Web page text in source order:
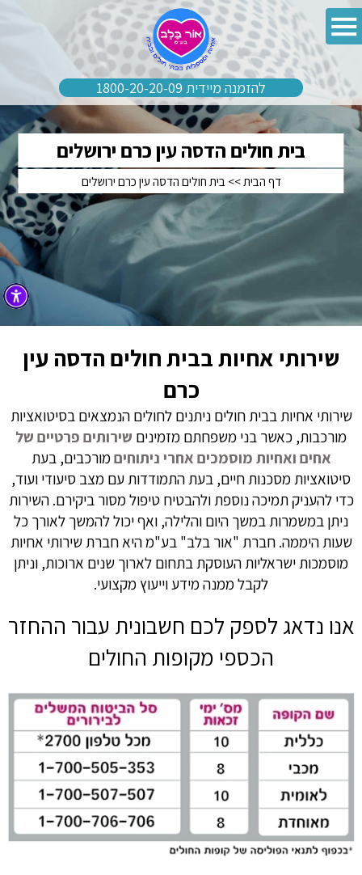
להזמנה מיידית 1800-20-20-09
בית חולים הדסה עין כרם ירושלים
דף הבית >> בית חולים הדסה עין כרם ירושלים
שירותי אחיות בבית חולים הדסה עין
כרם
שירותי אחיות בבית חולים ניתנים לחולים הנמצאים בסיטואציות
מורכבות, כאשר בני משפחתם מזמינים שירותים פרטיים של
אחים ואחיות מוסמכים אחרי ניתוחיםמורכבים, בעת
סיטואציות מסכנות חיים, בעת התמודדות עם מצב סיעודי ועוד,
כדי להעניק תמיכה נוספת ולהבטיח טיפול מסור ביקירם. השירות
ניתן במשמרות במשך היום והלילה, ואף יכול להמשך לאורך כל
שעות היממה. חברת "אור בלב" בע"מ היא חברת שירותי אחיות
מוסמכות ישראליות העוסקת בתחום לארוך שנים ארוכות, וניתן
לקבל ממנה מידע וייעוץ מקצועי.
אנו נדאג לספק לכם חשבונית עבור ההחזר
הכספי מקופות החולים